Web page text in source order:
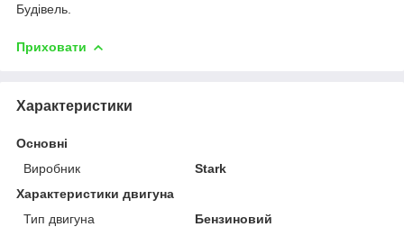
Будівель.
Приховати
Характеристики
Основні
Виробник
Stark
Характеристики двигуна
Тип двигуна
Бензиновий